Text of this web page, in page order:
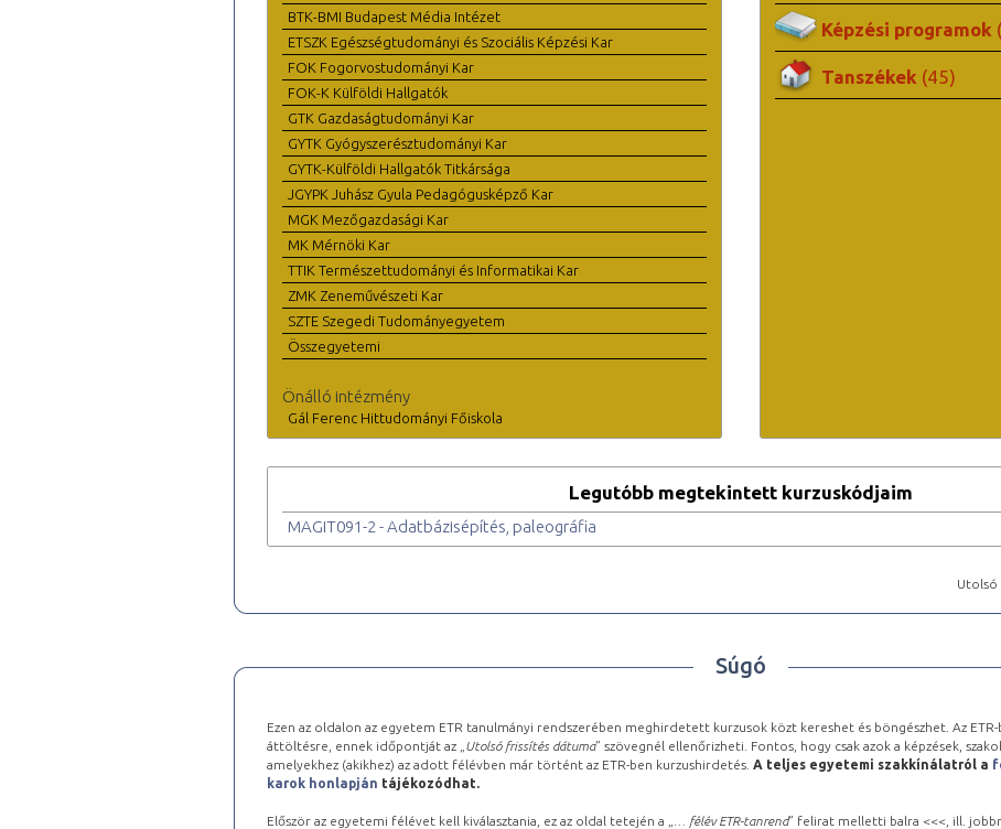
BTK-BMI Budapest Média Intézet
ETSZK Egészségtudományi és Szociális Képzési Kar
FOK Fogorvostudományi Kar
FOK-K Külföldi Hallgatók
GTK Gazdaságtudományi Kar
GYTK Gyógyszerésztudományi Kar
GYTK-Külföldi Hallgatók Titkársága
JGYPK Juhász Gyula Pedagógusképző Kar
MGK Mezőgazdasági Kar
MK Mérnöki Kar
TTIK Természettudományi és Informatikai Kar
ZMK Zeneművészeti Kar
SZTE Szegedi Tudományegyetem
Összegyetemi
Önálló intézmény
Gál Ferenc Hittudományi Főiskola
Képzési programok
Tanszékek (45)
Legutóbb megtekintett kurzuskódjaim
MAGIT091-2 - Adatbázisépítés, paleográfia
Utolsó
Súgó
Ezen az oldalon az egyetem ETR tanulmányi rendszerében meghirdetett kurzusok közt kereshet és böngészhet. Az
áttöltésre, ennek időpontját az „ Utolsó frissítés dátuma” szövegnél ellenőrizheti. Fontos, hogy csak azok a képzések,
amelyekhez (akikhez) az adott félévben már történt az ETR-ben kurzushirdetés. A teljes egyetemi szakkínálatról a
karok honlapján tájékozódhat.
Először az egyetemi félévet kell kiválasztania, ez az oldal tetején a „ … félév ETR-tanrend” felirat melletti balra <<<, ill.